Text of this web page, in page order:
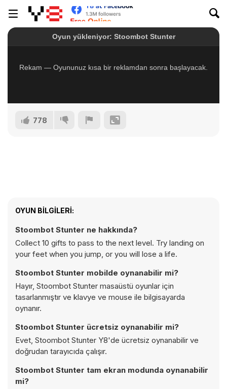
778
OYUN BILGILERI:
Stoombot Stunter ne hakkında?
Collect 10 gifts to pass to the next level. Try landing on
your feet when you jump, or you will lose a life.
Stoombot Stunter mobilde oynanabilir mi?
Hayır, Stoombot Stunter masaüstü oyunlar için
tasarlanmıştır ve klavye ve mouse ile bilgisayarda
oynanır.
Stoombot Stunter ücretsiz oynanabilir mi?
Evet, Stoombot Stunter Y8'de ücretsiz oynanabilir ve
doğrudan tarayıcıda çalışır.
Stoombot Stunter tam ekran modunda oynanabilir
mi?